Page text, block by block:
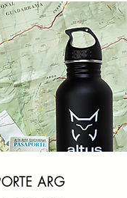
ARG